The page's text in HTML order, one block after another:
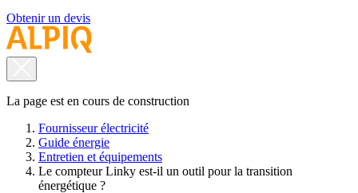
Obtenir un devis
La page est en cours de construction
Fournisseur électricité
Guide énergie
Entretien et équipements
Le compteur Linky est-il un outil pour la transition
énergétique ?